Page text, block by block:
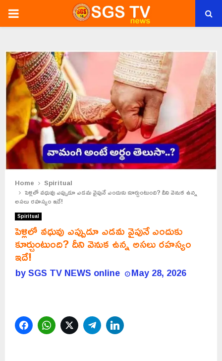
PRIMARY
Home Spiritual
పెళ్లిలో వధువు ఎప్పుడూ ఎడమ వైపునే ఎందుకు కూర్చుంటుంది? దీని వెనుక ఉన్న
అసలు రహస్యం ఇదే!
Spiritual
పెళ్లిలో వధువు ఎప్పుడూ ఎడమ వైపునే ఎందుకు
కూర్చుంటుంది? దీని వెనుక ఉన్న అసలు రహస్యం
ఇదే!
bySGS TV NEWS online May 28, 2026
FacebookWhatsAppTwitterTelegram